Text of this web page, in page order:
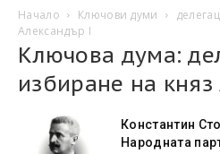
Начало Ключови думи
Александър I
Ключова дума:
избиране на
Константин
Народната